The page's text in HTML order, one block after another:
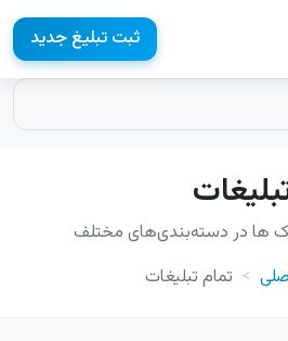
ثبت تبلیغ جدید
ها در دسته‌بندی‌های مختلف
تمام تبلیغات